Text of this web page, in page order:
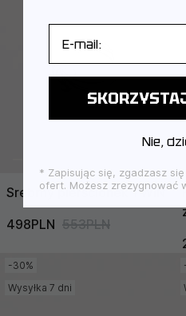
Srebrny pierścionek TWIN
498PLN 553PLN
-30%
Wysyłka 7 dni
Nie,
* Zapisując się, zgadzasz
ofert. Możesz zrezygnować